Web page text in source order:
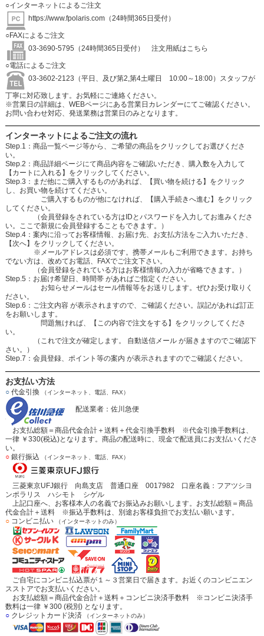
○インターネットによるご注文
https://www.fpolaris.com（24時間365日受付）
○FAXによるご注文
03-3690-5795（24時間365日受付）
注文用紙はこちら
○電話によるご注文
03-3602-2123（平日、及び第2,第4土曜日 10:00～18:00）スタッフが
丁寧に対応致します。お気軽にご連絡ください。
※営業日の詳細は、WEBページにある営業日カレンダーにてご確認ください。
お問い合わせ対応、発送業務は営業日のみとなります。
インターネットによるご注文の流れ
Step.1：商品一覧ページ等から、ご希望の商品をクリックしてお選びくださ
い。
Step.2：商品詳細ページにて商品内容をご確認いただき、購入数を入力して
【カートに入れる】をクリックしてください。
Step.3：まだ他にご購入するものがあれば、【買い物を続ける】をクリック
し、お買い物を続けてください。
ご購入するものが他になければ、【購入手続きへ進む】をクリック
してください。
（会員登録をされている方はIDとパスワードを入力してお進みくださ
い。ここで新規に会員登録することもできます。）
Step.4：案内に沿ってお客様情報、お届け先、お支払方法をご入力いただき、
【次へ】をクリックしてください。
※メールアドレスは必須です。携帯メールもご利用できます。お持ち
でない方は、改めてお電話、FAXでご注文下さい。
（会員登録をされている方はお客様情報の入力が省略できます。）
Step.5：お届け希望日、時間帯 があればご指定ください。
お知らせメールはセール情報等をお送りします。ぜひお受け取りく
ださい。
Step.6：ご注文内容 が表示されますので、ご確認ください。誤記があれば訂正
をお願いします。
問題無ければ、【この内容で注文をする】をクリックしてくださ
い。
（これで注文が確定します。 自動送信メール が届きますのでご確認下
さい。）
Step.7：会員登録、ポイント等の案内 が表示されますのでご確認ください。
お支払い方法
○代金引換 （インターネット、電話、FAX）
配送業者：佐川急便
お支払総額＝商品代金合計＋送料＋代金引換手数料 ※代金引換手数料は、
一律 ￥330(税込)となります。商品の配送時に、現金で配送員にお支払いくださ
い。
○銀行振込 （インターネット、電話、FAX）
三菱東京UFJ銀行 向島支店 普通口座 0017982 口座名義：フアツシヨ
ンポラリス ハシモト シゲル
上記口座へ、お客様本人の名義でお振込みお願いします。お支払総額＝商品
代金合計＋送料 ※振込手数料は、別途お客様負担でお支払い願います。
○コンビニ払い （インターネットのみ）
ご自宅にコンビニ払込票が１～３営業日で届きます。お近くのコンビニエン
スストアでお支払いください。
お支払総額＝商品代金合計＋送料＋コンビニ決済手数料 ※コンビニ決済手
数料は一律 ￥300 (税別) となります。
○クレジットカード決済 （インターネットのみ）